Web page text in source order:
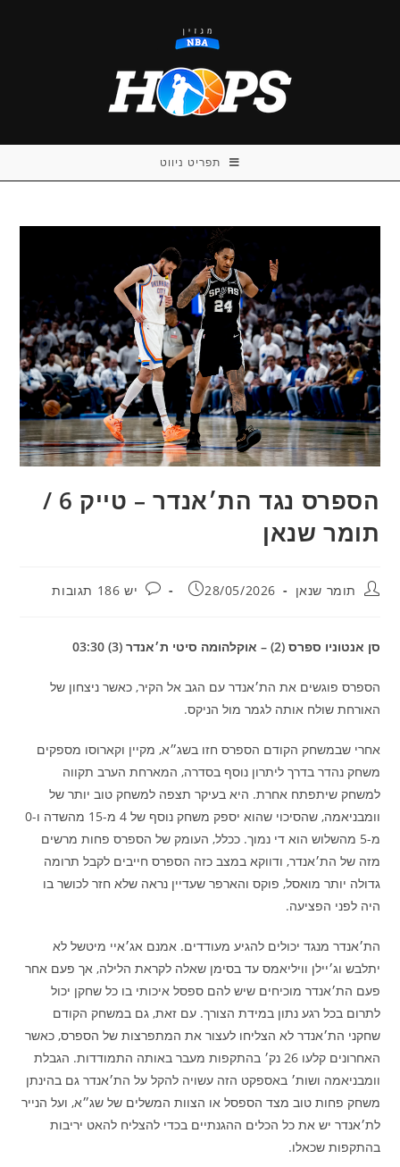
תפריט ניווט
הספרס נגד הת׳אנדר – טייק 6 /
תומר שנאן
מחבר:תומר שנאן פורסם:
28/05/2026 תגובות:
יש 186 תגובות
סן אנטוניו ספרס (2) – אוקלהומה סיטי ת׳אנדר (3) 03:30
הספרס פוגשים את הת׳אנדר עם הגב אל הקיר, כאשר ניצחון של
האורחת שולח אותה לגמר מול הניקס.
אחרי שבמשחק הקודם הספרס חזו בשג״א, מקיין וקארוסו מספקים
משחק נהדר בדרך ליתרון נוסף בסדרה, המארחת הערב תקווה
למשחק שיתפתח אחרת. היא בעיקר תצפה למשחק טוב יותר של
וומבניאמה, שהסיכוי שהוא יספק משחק נוסף של 4 מ-15 מהשדה ו-0
מ-5 מהשלוש הוא די נמוך. ככלל, העומק של הספרס פחות מרשים
מזה של הת׳אנדר, ודווקא במצב כזה הספרס חייבים לקבל תרומה
גדולה יותר מואסל, פוקס והארפר שעדיין נראה שלא חזר לכושר בו
היה לפני הפציעה.
הת׳אנדר מנגד יכולים להגיע מעודדים. אמנם אג׳איי מיטשל לא
יתלבש וג׳יילן וויליאמס עד בסימן שאלה לקראת הלילה, אך פעם אחר
פעם הת׳אנדר מוכיחים שיש להם ספסל איכותי בו כל שחקן יכול
לתרום בכל רגע נתון במידת הצורך. עם זאת, גם במשחק הקודם
שחקני הת׳אנדר לא הצליחו לעצור את המתפרצות של הספרס, כאשר
האחרונים קלעו 26 נק׳ בהתקפות מעבר באותה התמודדות. הגבלת
וומבניאמה ושות׳ באספקט הזה עשויה להקל על הת׳אנדר גם בהינתן
משחק פחות טוב מצד הספסל או הצוות המשלים של שג״א, ועל הנייר
לת׳אנדר יש את כל הכלים ההגנתיים בכדי להצליח להאט יריבות
בהתקפות שכאלו.